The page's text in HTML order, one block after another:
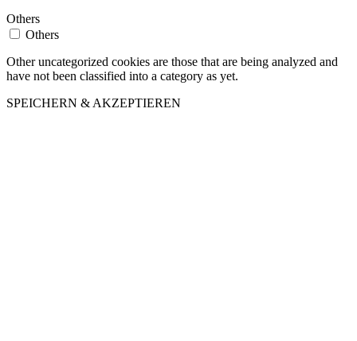
Others
Others
Other uncategorized cookies are those that are being analyzed and
have not been classified into a category as yet.
SPEICHERN & AKZEPTIEREN